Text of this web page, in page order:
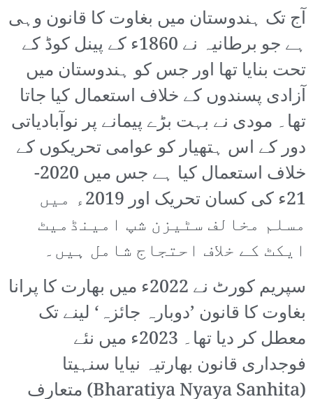
آج تک ہندوستان میں بغاوت کا قانون وہی
ہے جو برطانیہ نے 1860ء کے پینل کوڈ کے
تحت بنایا تھا اور جس کو ہندوستان میں
آزادی پسندوں کے خلاف استعمال کیا جاتا
تھا۔ مودی نے بہت بڑے پیمانے پر نوآبادیاتی
دور کے اس ہتھیار کو عوامی تحریکوں کے
خلاف استعمال کیا ہے جس میں 2020-
21ء کی کسان تحریک اور 2019ء میں
مسلم مخالف سٹیزن شپ امینڈمیٹ
ایکٹ کے خلاف احتجاج شامل ہیں۔
سپریم کورٹ نے 2022ء میں بھارت کا پرانا
بغاوت کا قانون ’دوبارہ جائزہ‘ لینے تک
معطل کر دیا تھا۔ 2023ء میں نئے
فوجداری قانون بھارتیہ نیایا سنہیتا
(Bharatiya Nyaya Sanhita) متعارف